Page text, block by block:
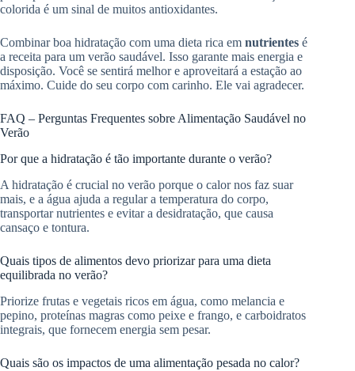
colorida é um sinal de muitos antioxidantes.
Combinar boa hidratação com uma dieta rica em nutrientes é
a receita para um verão saudável. Isso garante mais energia e
disposição. Você se sentirá melhor e aproveitará a estação ao
máximo. Cuide do seu corpo com carinho. Ele vai agradecer.
FAQ – Perguntas Frequentes sobre Alimentação Saudável no
Verão
Por que a hidratação é tão importante durante o verão?
A hidratação é crucial no verão porque o calor nos faz suar
mais, e a água ajuda a regular a temperatura do corpo,
transportar nutrientes e evitar a desidratação, que causa
cansaço e tontura.
Quais tipos de alimentos devo priorizar para uma dieta
equilibrada no verão?
Priorize frutas e vegetais ricos em água, como melancia e
pepino, proteínas magras como peixe e frango, e carboidratos
integrais, que fornecem energia sem pesar.
Quais são os impactos de uma alimentação pesada no calor?